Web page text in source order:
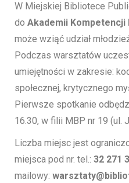
W Miejskiej Bibliotece
do Akademii Kompetencji
może wziąć udział
Podczas warsztatów
umiejętności w zakresie:
społecznej, krytycznego
Pierwsze spotkanie
16.30, w filii MBP nr 19 (ul.
Liczba miejsc jest
miejsca pod nr. tel.: 32 271
mailowy: